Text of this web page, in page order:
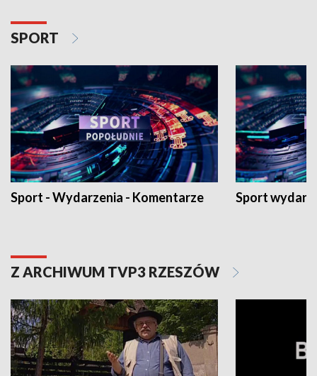
SPORT
Sport - Wydarzenia - Komentarze Sport
Z ARCHIWUM TVP3 RZESZÓW